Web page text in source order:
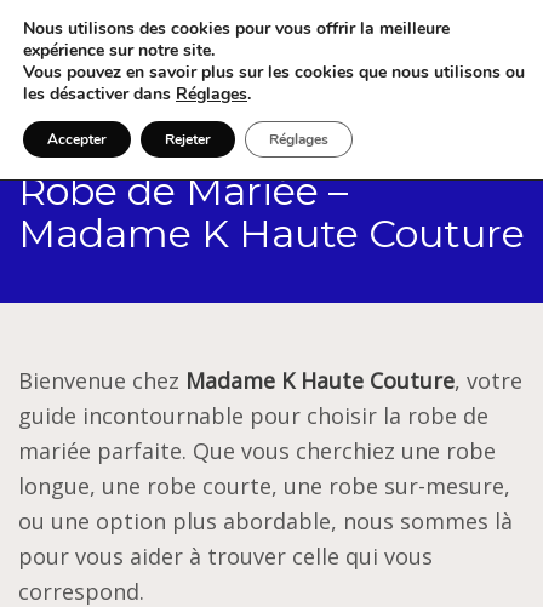
Robe de Mariée –
Madame K Haute Couture
Bienvenue chez Madame K Haute Couture, votre
guide incontournable pour choisir la robe de
mariée parfaite. Que vous cherchiez une robe
longue, une robe courte, une robe sur-mesure,
ou une option plus abordable, nous sommes là
pour vous aider à trouver celle qui vous
correspond.
Nous utilisons des cookies pour vous offrir la meilleure
expérience sur notre site.
Vous pouvez en savoir plus sur les cookies que nous utilisons ou
les désactiver dans Réglages.
Accepter Rejeter Réglages